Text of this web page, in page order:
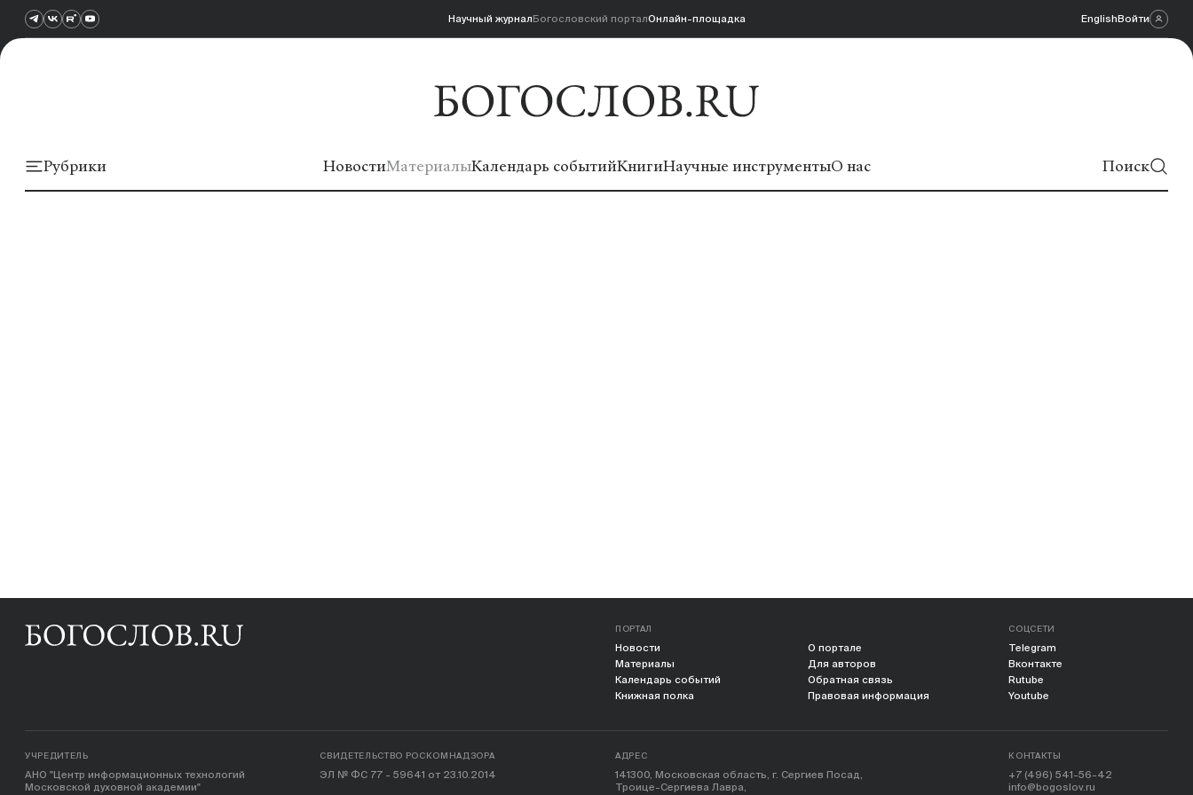
Научный журналБогословский порталОнлайн-площадка EnglishВойти
Рубрики НовостиМатериалыКалендарь событийКнигиНаучные инструментыО нас Поиск
ПОРТАЛ
Новости
Материалы
Календарь событий
Книжная полка
О портале
Для авторов
Обратная связь
Правовая информация
СОЦСЕТИ
Telegram
Вконтакте
Rutube
Youtube
УЧРЕДИТЕЛЬ
АНО "Центр информационных технологий
Московской духовной академии"
СВИДЕТЕЛЬСТВО РОСКОМНАДЗОРА
ЭЛ № ФС 77 - 59641 от 23.10.2014
АДРЕС
141300, Московская область, г. Сергиев Посад,
Троице-Сергиева Лавра,
КОНТАКТЫ
+7 (496) 541-56-42
info@bogoslov.ru